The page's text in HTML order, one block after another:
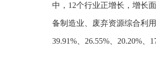
中，12个行业正增长，增长
备制造业、废弃资源综合利
39.91%、26.55%、20.20%、